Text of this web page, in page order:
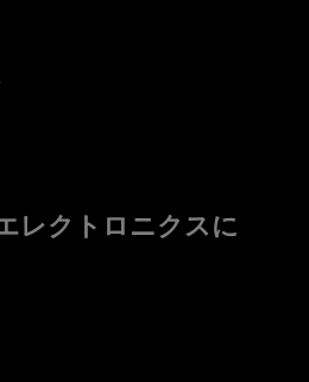
レクトロニクスに